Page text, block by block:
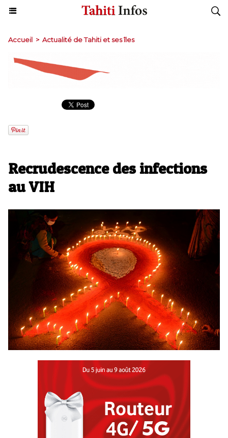
Accueil > Actualité de Tahiti et ses îles
Recrudescence des infections
au VIH